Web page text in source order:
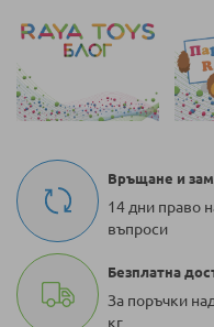
Връщане и
14 дни право
въпроси
Безплатна
За поръчки
кг